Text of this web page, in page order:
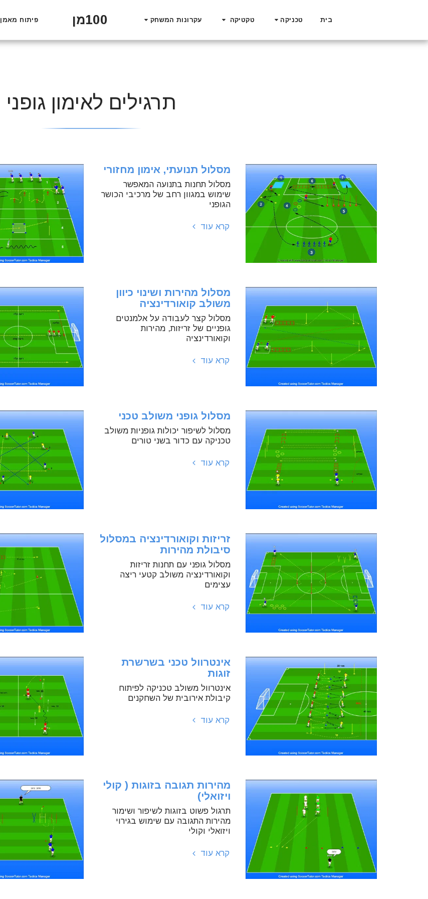
בית טכניקה טקטיקה עקרונות המשחק 100מן פיתוח מאמן
תרגילים לאימון גופני
מסלול תנועתי, אימון מחזורי
מסלול תחנות בתנועה המאפשר
שימוש במגוון רחב של מרכיבי הכושר
הגופני
קרא עוד
מסלול מהירות ושינוי כיוון
משולב קואורדינציה
מסלול קצר לעבודה על אלמנטים
גופניים של זריזות, מהירות
וקואורדינציה
קרא עוד
מסלול גופני משולב טכני
מסלול לשיפור יכולות גופניות משולב
טכניקה עם כדור בשני טורים
קרא עוד
זריזות וקואורדינציה במסלול
סיבולת מהירות
מסלול גופני עם תחנות זריזות
וקואורדינציה משולב קטעי ריצה
עצימים
קרא עוד
אינטרוול טכני בשרשרת
זוגות
אינטרוול משולב טכניקה לפיתוח
קיבולת אירובית של השחקנים
קרא עוד
מהירות תגובה בזוגות ( קולי
ויזואלי)
תרגול פשוט בזוגות לשיפור ושימור
מהירות התגובה עם שימוש בגירוי
ויזואלי וקולי
קרא עוד